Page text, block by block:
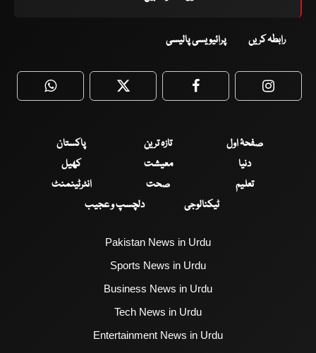
رابطہ کریں پرائیویسی پالیسی
WhatsApp Twitter Facebook
صفحۂ اول تازہ ترین
پاکستان
دنیا
معیشت
کھیل
تعلیم
صحت
انٹرٹینمنٹ
ٹیکنالوجی
دلچسپ و عجیب
Pakistan News in Urdu
Sports News in Urdu
Business News in Urdu
Tech News in Urdu
Entertainment News in Urdu